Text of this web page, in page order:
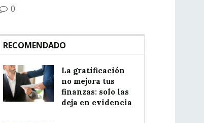
0
RECOMENDADO
La gratificación
no mejora tus
finanzas: solo las
deja en evidencia